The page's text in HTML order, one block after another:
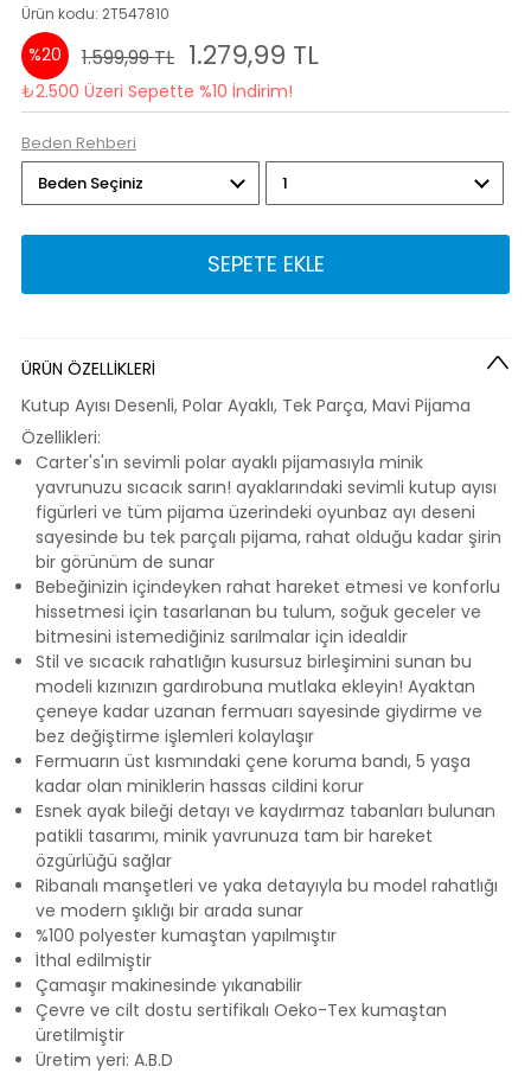
Ürün kodu: 2T547810
%20 1.599,99 TL 1.279,99 TL
₺2.500 Üzeri Sepette %10 İndirim!
Beden Rehberi
SEPETE EKLE
ÜRÜN ÖZELLİKLERİ
Kutup Ayısı Desenli, Polar Ayaklı, Tek Parça, Mavi Pijama
Özellikleri:
Carter's'ın sevimli polar ayaklı pijamasıyla minik
yavrunuzu sıcacık sarın! ayaklarındaki sevimli kutup ayısı
figürleri ve tüm pijama üzerindeki oyunbaz ayı deseni
sayesinde bu tek parçalı pijama, rahat olduğu kadar şirin
bir görünüm de sunar
Bebeğinizin içindeyken rahat hareket etmesi ve konforlu
hissetmesi için tasarlanan bu tulum, soğuk geceler ve
bitmesini istemediğiniz sarılmalar için idealdir
Stil ve sıcacık rahatlığın kusursuz birleşimini sunan bu
modeli kızınızın gardırobuna mutlaka ekleyin! Ayaktan
çeneye kadar uzanan fermuarı sayesinde giydirme ve
bez değiştirme işlemleri kolaylaşır
Fermuarın üst kısmındaki çene koruma bandı, 5 yaşa
kadar olan miniklerin hassas cildini korur
Esnek ayak bileği detayı ve kaydırmaz tabanları bulunan
patikli tasarımı, minik yavrunuza tam bir hareket
özgürlüğü sağlar
Ribanalı manşetleri ve yaka detayıyla bu model rahatlığı
ve modern şıklığı bir arada sunar
%100 polyester kumaştan yapılmıştır
İthal edilmiştir
Çamaşır makinesinde yıkanabilir
Çevre ve cilt dostu sertifikalı Oeko-Tex kumaştan
üretilmiştir
Üretim yeri: A.B.D